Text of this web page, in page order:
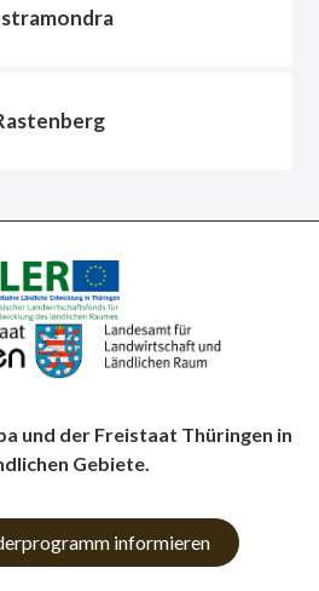
und der Freistaat Thüringen in
Gebiete.
informieren